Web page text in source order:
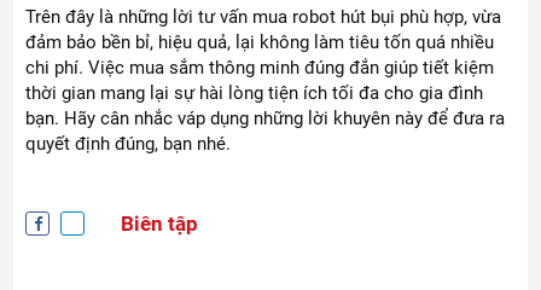
Trên đây là những lời tư vấn mua robot hút bụi phù hợp, vừa
đảm bảo bền bỉ, hiệu quả, lại không làm tiêu tốn quá nhiều
chi phí. Việc mua sắm thông minh đúng đắn giúp tiết kiệm
thời gian mang lại sự hài lòng tiện ích tối đa cho gia đình
bạn. Hãy cân nhắc váp dụng những lời khuyên này để đưa ra
quyết định đúng, bạn nhé.
Biên tập